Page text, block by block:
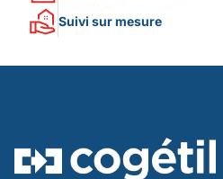
Suivi sur mesure